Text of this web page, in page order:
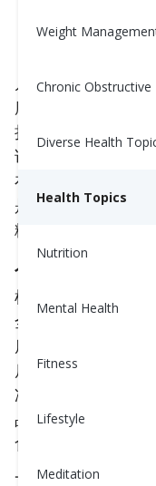
Weight
Chronic
Diverse Health
Health Topics
Nutrition
Mental Health
Fitness
Lifestyle
Meditation
几乎没有人不爱甜
康时，我们走过卖
择。那里有各种各
试图减肥的人准备
在着很多争议……我
是否应该选择含有
糖中的一部分和癌
人造甜味剂是安全
根据法律要求，
全性进行审查，然
质并开始对其进行
后，该公司向FDA
准。FDA审核了公
品可安全用于预期
食品进行自己的独
一种例外的情况是“